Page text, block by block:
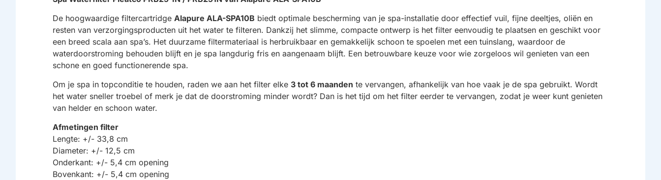
De hoogwaardige filtercartridge Alapure ALA-SPA10B biedt optimale bescherming van je spa-installatie door effectief vuil, fijne deeltjes, oliën en
resten van verzorgingsproducten uit het water te filteren. Dankzij het slimme, compacte ontwerp is het filter eenvoudig te plaatsen en geschikt voor
een breed scala aan spa’s. Het duurzame filtermateriaal is herbruikbaar en gemakkelijk schoon te spoelen met een tuinslang, waardoor de
waterdoorstroming behouden blijft en je spa langdurig fris en aangenaam blijft. Een betrouwbare keuze voor wie zorgeloos wil genieten van een
schone en goed functionerende spa.
Om je spa in topconditie te houden, raden we aan het filter elke 3 tot 6 maanden te vervangen, afhankelijk van hoe vaak je de spa gebruikt. Wordt
het water sneller troebel of merk je dat de doorstroming minder wordt? Dan is het tijd om het filter eerder te vervangen, zodat je weer kunt genieten
van helder en schoon water.
Afmetingen filter
Lengte: +/- 33,8 cm
Diameter: +/- 12,5 cm
Onderkant: +/- 5,4 cm opening
Bovenkant: +/- 5,4 cm opening